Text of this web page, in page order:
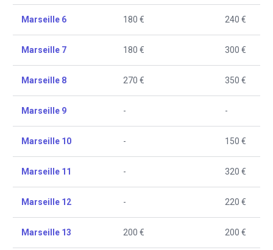
Marseille 6 180 € 240 €
Marseille 7 180 € 300 €
Marseille 8 270 € 350 €
Marseille 9 - -
Marseille 10 - 150 €
Marseille 11 - 320 €
Marseille 12 - 220 €
Marseille 13 200 € 200 €